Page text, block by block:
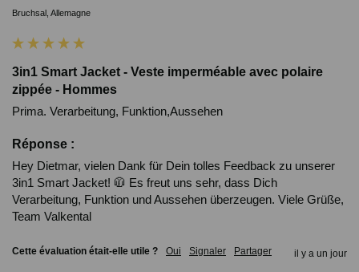
Bruchsal, Allemagne
3in1 Smart Jacket - Veste imperméable avec polaire
zippée - Hommes
Prima. Verarbeitung, Funktion,Aussehen
Réponse :
Hey Dietmar, vielen Dank für Dein tolles Feedback zu unserer
3in1 Smart Jacket! 🧥 Es freut uns sehr, dass Dich
Verarbeitung, Funktion und Aussehen überzeugen. Viele Grüße,
Team Valkental
Cette évaluation était-elle utile ? Oui Signaler Partager il y a un jour